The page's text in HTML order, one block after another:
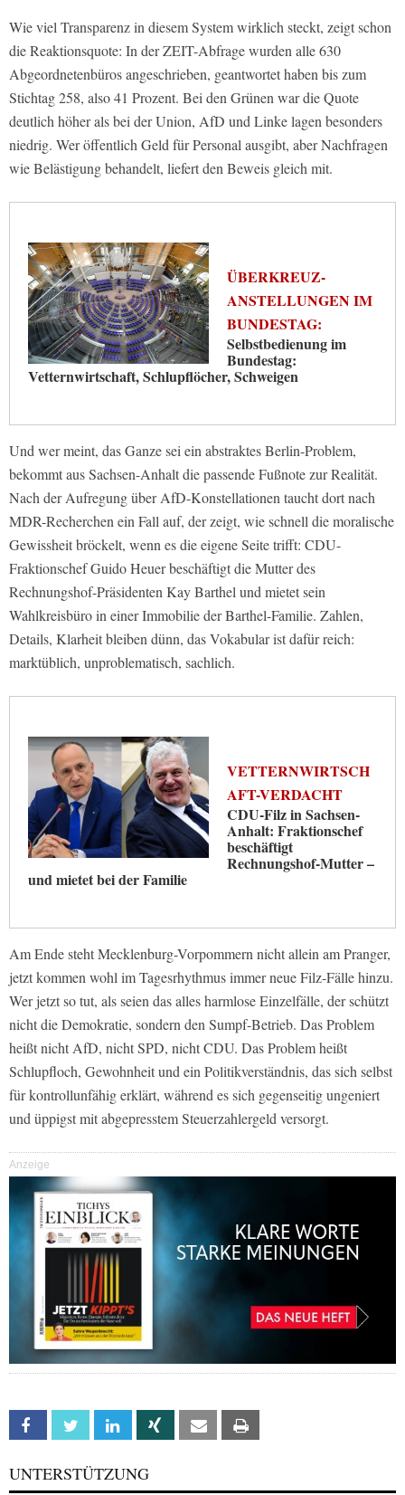
Wie viel Transparenz in diesem System wirklich steckt, zeigt schon
die Reaktionsquote: In der ZEIT-Abfrage wurden alle 630
Abgeordnetenbüros angeschrieben, geantwortet haben bis zum
Stichtag 258, also 41 Prozent. Bei den Grünen war die Quote
deutlich höher als bei der Union, AfD und Linke lagen besonders
niedrig. Wer öffentlich Geld für Personal ausgibt, aber Nachfragen
wie Belästigung behandelt, liefert den Beweis gleich mit.
ÜBERKREUZ-
ANSTELLUNGEN IM
BUNDESTAG:
Selbstbedienung im
Bundestag:
Vetternwirtschaft, Schlupflöcher, Schweigen
Und wer meint, das Ganze sei ein abstraktes Berlin-Problem,
bekommt aus Sachsen-Anhalt die passende Fußnote zur Realität.
Nach der Aufregung über AfD-Konstellationen taucht dort nach
MDR-Recherchen ein Fall auf, der zeigt, wie schnell die moralische
Gewissheit bröckelt, wenn es die eigene Seite trifft: CDU-
Fraktionschef Guido Heuer beschäftigt die Mutter des
Rechnungshof-Präsidenten Kay Barthel und mietet sein
Wahlkreisbüro in einer Immobilie der Barthel-Familie. Zahlen,
Details, Klarheit bleiben dünn, das Vokabular ist dafür reich:
marktüblich, unproblematisch, sachlich.
VETTERNWIRTSCH
AFT-VERDACHT
CDU-Filz in Sachsen-
Anhalt: Fraktionschef
beschäftigt
Rechnungshof-Mutter –
und mietet bei der Familie
Am Ende steht Mecklenburg-Vorpommern nicht allein am Pranger,
jetzt kommen wohl im Tagesrhythmus immer neue Filz-Fälle hinzu.
Wer jetzt so tut, als seien das alles harmlose Einzelfälle, der schützt
nicht die Demokratie, sondern den Sumpf-Betrieb. Das Problem
heißt nicht AfD, nicht SPD, nicht CDU. Das Problem heißt
Schlupfloch, Gewohnheit und ein Politikverständnis, das sich selbst
für kontrollunfähig erklärt, während es sich gegenseitig ungeniert
und üppigst mit abgepresstem Steuerzahlergeld versorgt.
Anzeige
Facebook Twitter Linkedin Xing Email
UNTERSTÜTZUNG